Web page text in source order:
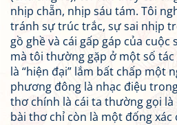
nhịp chẵn, nhịp sáu tám. Tôi
tránh sự trúc trắc, sự sai nhịp
gồ ghề và cái gấp gáp của
mà tôi thường gặp ở một số
là “hiện đại” lắm bất chấp một
phương đông là nhạc điệu
thơ chính là cái ta thường gọi
bài thơ chỉ còn là một đống xác